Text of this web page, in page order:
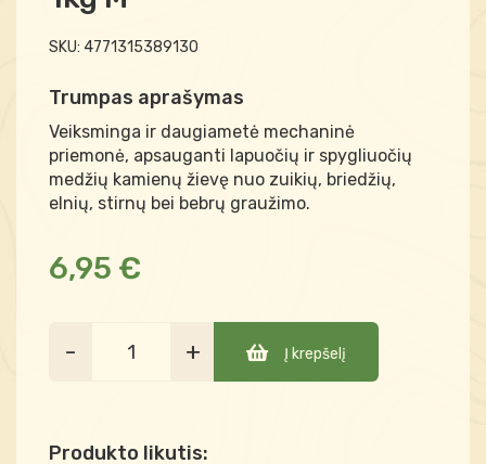
SKU: 4771315389130
Trumpas aprašymas
Veiksminga ir daugiametė mechaninė
priemonė, apsauganti lapuočių ir spygliuočių
medžių kamienų žievę nuo zuikių, briedžių,
elnių, stirnų bei bebrų graužimo.
6,95 €
- + Į krepšelį
Produkto likutis: